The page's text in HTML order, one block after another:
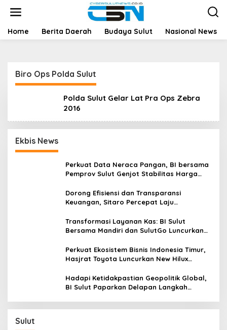
t
Home Berita Daerah Budaya Sulut Nasional News
Biro Ops Polda Sulut
Polda Sulut Gelar Lat Pra Ops Zebra
2016
Ekbis News
Perkuat Data Neraca Pangan, BI bersama
Pemprov Sulut Genjot Stabilitas Harga
Dorong Efisiensi dan Transparansi
Keuangan, Sitaro Percepat Laju
Transformasi Layanan Kas: BI Sulut
Bersama Mandiri dan SulutGo Luncurkan
Kepulauan
Perkuat Ekosistem Bisnis Indonesia Timur,
Hasjrat Toyota Luncurkan New Hilux
Hadapi Ketidakpastian Geopolitik Global,
BI Sulut Paparkan Delapan Langkah
Sulut